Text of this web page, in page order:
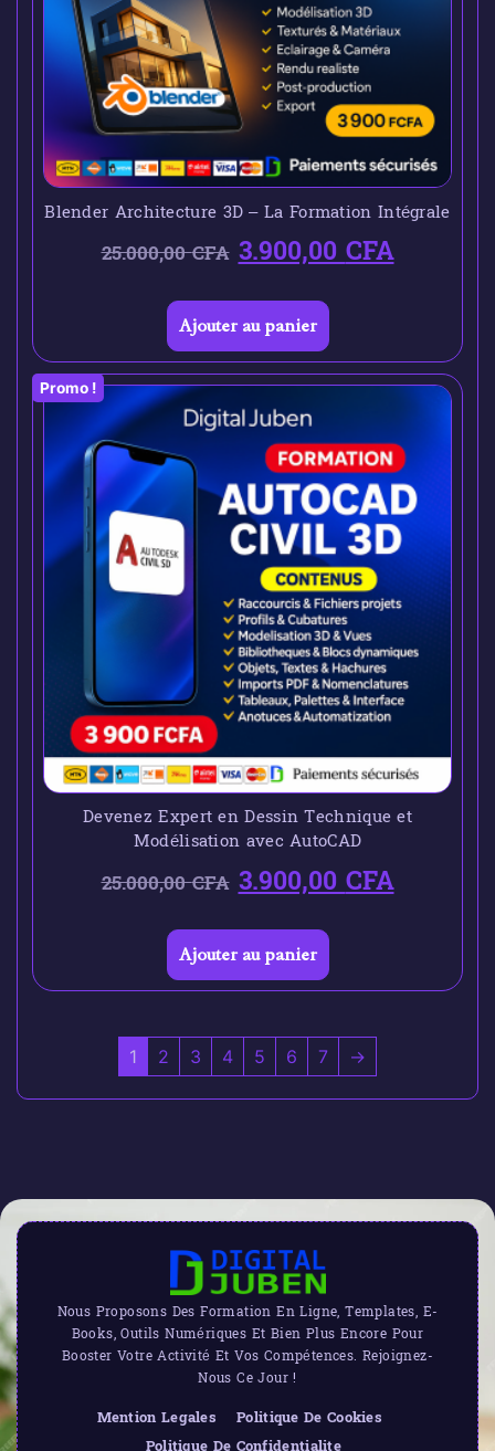
Blender Architecture 3D – La Formation Intégrale
25.000,00CFA 3.900,00CFA
Ajouter au panier
Promo !
Devenez Expert en Dessin Technique et
Modélisation avec AutoCAD
25.000,00CFA 3.900,00CFA
Ajouter au panier
1 2 3 4 5 6 7 →
Nous Proposons Des Formation En Ligne, Templates, E-
Books, Outils Numériques Et Bien Plus Encore Pour
Booster Votre Activité Et Vos Compétences. Rejoignez-
Nous Ce Jour !
Mention Legales
Politique De Cookies